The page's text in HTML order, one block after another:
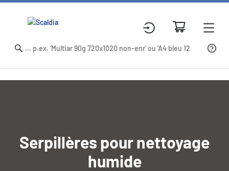
Serpillères pour nettoyage
humide